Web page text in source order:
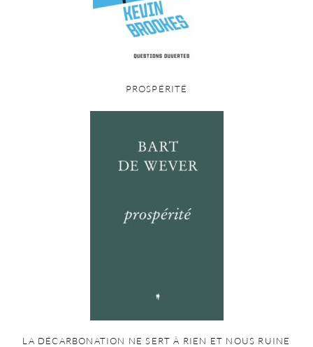
PROSPÉRITÉ
LA DÉCARBONATION NE SERT À RIEN ET NOUS RUINE